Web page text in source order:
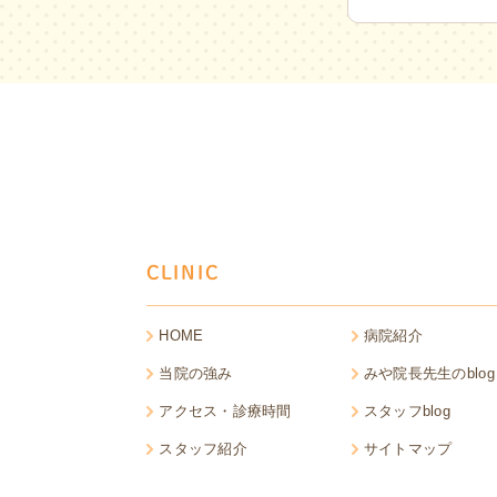
CLINIC
HOME
当院の強み
アクセス・診療時間
スタッフ紹介
病院紹介
みや院長先生のblog
スタッフblog
サイトマップ